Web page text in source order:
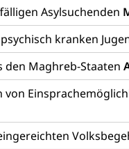
Asylsuchenden
kranken
den Maghreb-Staaten
(WAS Luzern)